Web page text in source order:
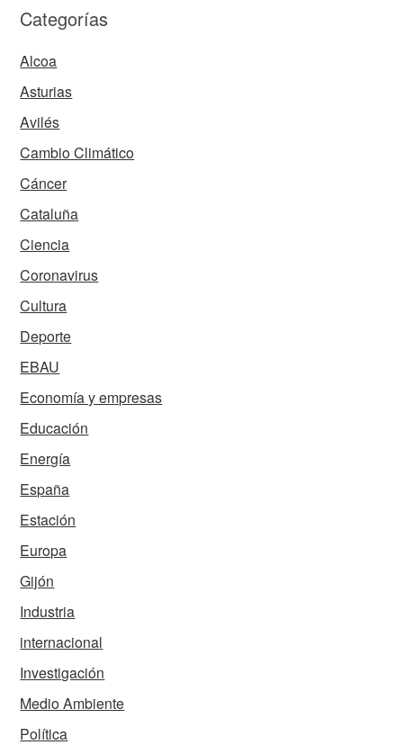
Categorías
Alcoa
Asturias
Avilés
Cambio Climático
Cáncer
Cataluña
Ciencia
Coronavirus
Cultura
Deporte
EBAU
Economía y empresas
Educación
Energía
España
Estación
Europa
Gijón
Industria
internacional
Investigación
Medio Ambiente
Política